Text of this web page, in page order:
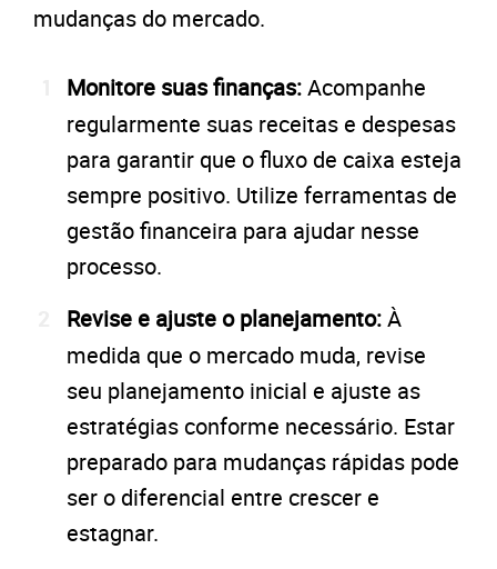
mudanças do mercado.
Monitore suas finanças:Acompanhe
regularmente suas receitas e despesas
para garantir que o fluxo de caixa esteja
sempre positivo. Utilize ferramentas de
gestão financeira para ajudar nesse
processo.
Revise e ajuste o planejamento:À
medida que o mercado muda, revise
seu planejamento inicial e ajuste as
estratégias conforme necessário. Estar
preparado para mudanças rápidas pode
ser o diferencial entre crescer e
estagnar.